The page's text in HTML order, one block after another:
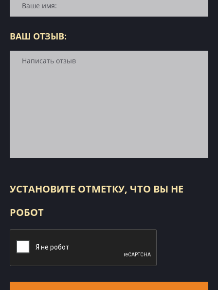
ВАШ ОТЗЫВ:
УСТАНОВИТЕ ОТМЕТКУ, ЧТО ВЫ НЕ
РОБОТ